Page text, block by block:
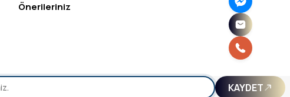
Önerileriniz
KAYDET